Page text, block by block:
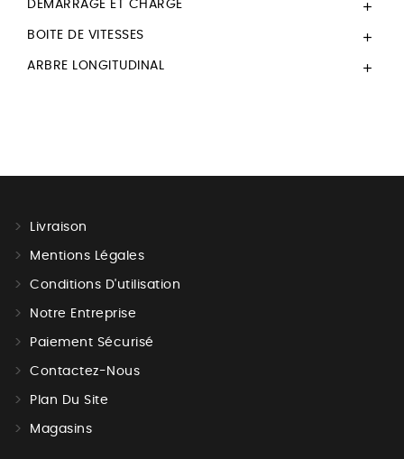
DEMARRAGE ET CHARGE 
BOITE DE VITESSES 
ARBRE LONGITUDINAL 
Livraison
Mentions Légales
Conditions D'utilisation
Notre Entreprise
Paiement Sécurisé
Contactez-Nous
Plan Du Site
Magasins